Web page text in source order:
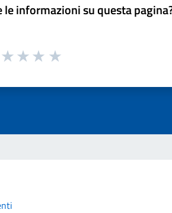
le informazioni su questa